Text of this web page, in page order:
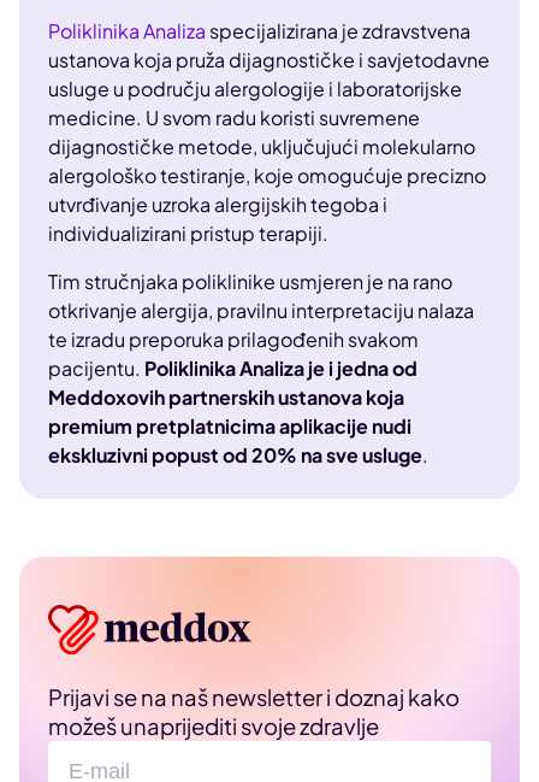
Poliklinika Analiza specijalizirana je zdravstvena
ustanova koja pruža dijagnostičke i savjetodavne
usluge u području alergologije i laboratorijske
medicine. U svom radu koristi suvremene
dijagnostičke metode, uključujući molekularno
alergološko testiranje, koje omogućuje precizno
utvrđivanje uzroka alergijskih tegoba i
individualizirani pristup terapiji.
Tim stručnjaka poliklinike usmjeren je na rano
otkrivanje alergija, pravilnu interpretaciju nalaza
te izradu preporuka prilagođenih svakom
pacijentu. Poliklinika Analiza je i jedna od
Meddoxovih partnerskih ustanova koja
premium pretplatnicima aplikacije nudi
ekskluzivni popust od 20% na sve usluge.
Prijavi se na naš newsletter i doznaj kako
možeš unaprijediti svoje zdravlje